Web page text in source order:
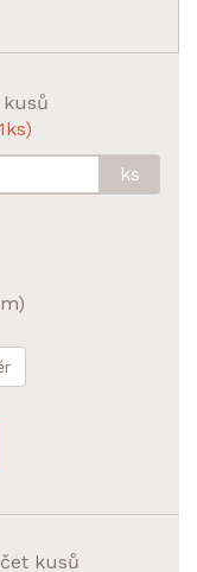
kusů
ks
kusů